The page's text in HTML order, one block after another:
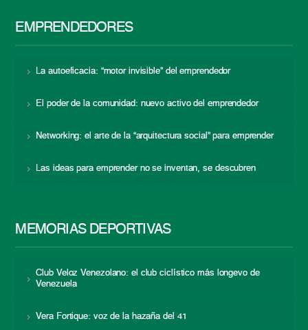
EMPRENDEDORES
La autoeficacia: “motor invisible” del emprendedor
El poder de la comunidad: nuevo activo del emprendedor
Networking: el arte de la “arquitectura social” para emprender
Las ideas para emprender no se inventan, se descubren
MEMORIAS DEPORTIVAS
Club Veloz Venezolano: el club ciclístico más longevo de
Venezuela
Vera Fortique: voz de la hazaña del 41